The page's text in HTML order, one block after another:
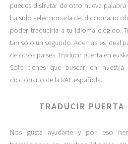
puedes disfrutar de otro nueva
ha sido seleccionada del diccionario
poder traducirla a tu idioma elegido.
tán sólo un segundo. Ademas es ideal
de otros paises. Traducir puerta en
Sólo tienes que buscar en
diccionario de la RAE española.
TRADUCIR PUERTA
Nos gusta ayudarte y por eso